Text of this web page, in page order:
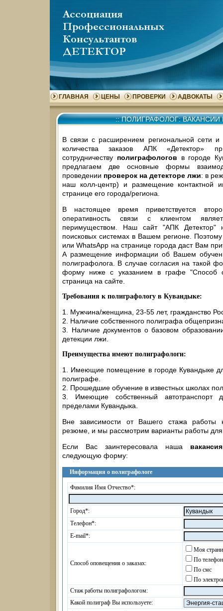
ГЛАВНАЯ ЦЕНЫ ПРОВЕРКИ АДВОКАТЫ
::ПОЛИГРАФОЛОГ: ВАКАНСИИ
В связи с расширением региональной сети и
количества заказов АПК «Детектор»
сотрудничеству полиграфологов в городе
предлагаем две основные формы
проведении проверок на детекторе лжи: в
наш колл-центр) и размещение контактной
странице его города/региона.
В настоящее время приветствуется
оперативность связи с клиентом
перимуществом. Наш сайт "АПК
поисковых системах в Вашем регионе.
или WhatsApp на странице города даст Вам
А размещение информации об Вашем
полиграфолога. В случае согласия на такой
форму ниже с указанием в графе "Способ
страница на сайте.
Требования к полиграфологу в Кувандыке:
1. Мужчина/женщина, 23-55 лет, гражданство
2. Наличие собственного полиграфа
3. Наличие документов о базовом
детекции лжи.
Преимущества имеют полиграфологи:
1. Имеющие помещение в городе Кувандыке
полиграфе.
2. Прошедшие обучение в известных школах
3. Имеющие собственный автотранспорт
пределами Кувандыка.
Вне зависимости от Вашего стажа работы
резюме, и мы рассмотрим варианты работы
Если Вас заинтересовала наша
следующую форму:
Информация о полиграфологе
Фамилия Имя Отчество*:
Город*:
Телефон*:
E-mail*:
Способ оповещения о заказах:
Моя
По
По смс
По
Стаж работы полиграфологом:
Какой полиграф Вы используете: